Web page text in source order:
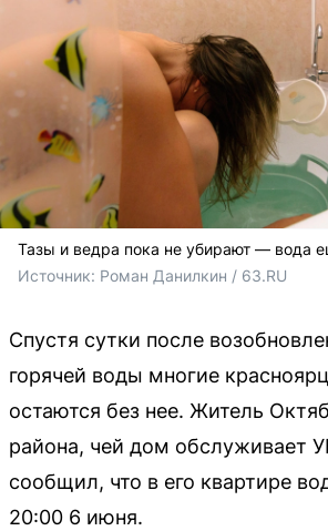
Тазы и ведра пока не убирают — вода
Источник: Роман Данилкин / 63.RU
Спустя сутки после
горячей воды многие
остаются без нее. Житель
района, чей дом обслуживает
сообщил, что в его квартире
20:00 6 июня.